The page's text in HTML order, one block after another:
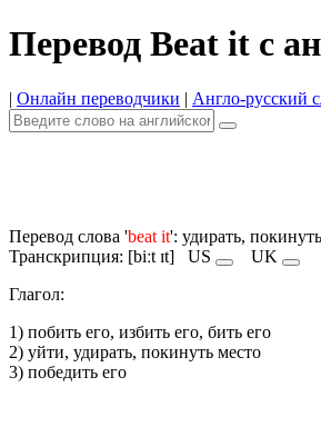
Перевод Beat it с
| Онлайн переводчики | Англо-русский
Перевод слова 'beat it': удирать,
Транскрипция: [biːt ɪt] US
UK
Глагол:
1) побить его, избить его, бить его
2) уйти, удирать, покинуть место
3) победить его